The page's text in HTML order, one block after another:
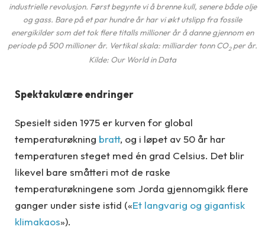
industrielle revolusjon. Først begynte vi å brenne kull, senere både olje
og gass. Bare på et par hundre år har vi økt utslipp fra fossile
energikilder som det tok flere titalls millioner år å danne gjennom en
periode på 500 millioner år. Vertikal skala: milliarder tonn CO2per år.
Kilde: Our World in Data
Spektakulære endringer
Spesielt siden 1975 er kurven for global
temperaturøkning bratt, og i løpet av 50 år har
temperaturen steget med én grad Celsius. Det blir
likevel bare småtteri mot de raske
temperaturøkningene som Jorda gjennomgikk flere
ganger under siste istid («Et langvarig og gigantisk
klimakaos»).